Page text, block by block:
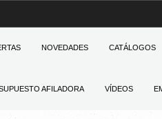
NOVEDADES CATÁLOGOS
AFILADORA VÍDEOS